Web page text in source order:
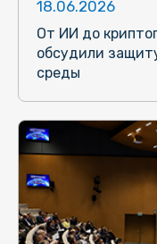
18.06.2026
От ИИ до
обсудили
среды